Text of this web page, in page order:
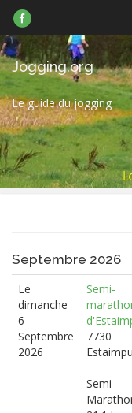
sur
Facebook
Jogging.org
Le guide du jogging
Septembre 2026
Le
dimanche
6
Septembre
2026
Semi-
7730
Semi-